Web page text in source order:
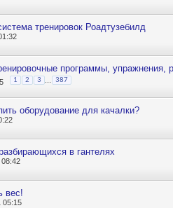
тренировок Роадтузебилд
программы, упражнения,
1 2 3 387
оборудование для качалки?
в гантелях
08:42
вес!
05:15